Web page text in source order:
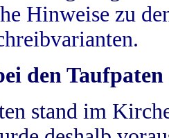
Hinweise zu
den Taufpaten
stand im